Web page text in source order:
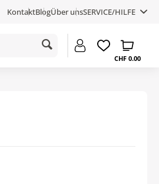
KontaktBlogÜber unsSERVICE/HILFE
CHF 0.00